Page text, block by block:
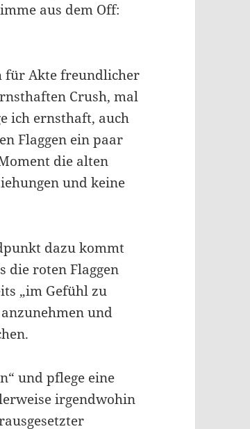
aus dem Off:
für Akte freundlicher
Crush, mal
ich ernsthaft, auch
Flaggen ein paar
die alten
und keine
dazu kommt
die roten Flaggen
„im Gefühl zu
und
und pflege eine
irgendwohin